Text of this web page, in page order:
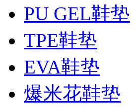
PU GEL鞋垫
TPE鞋垫
EVA鞋垫
爆米花鞋垫